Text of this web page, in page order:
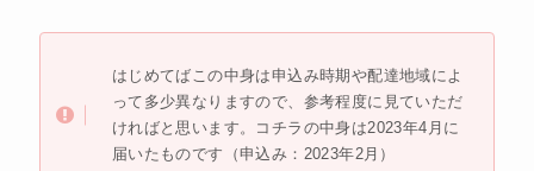
はじめてばこの中身は申込み時期や配達地域によ
って多少異なりますので、参考程度に見ていただ
ければと思います。コチラの中身は2023年4月に
届いたものです（申込み：2023年2月）